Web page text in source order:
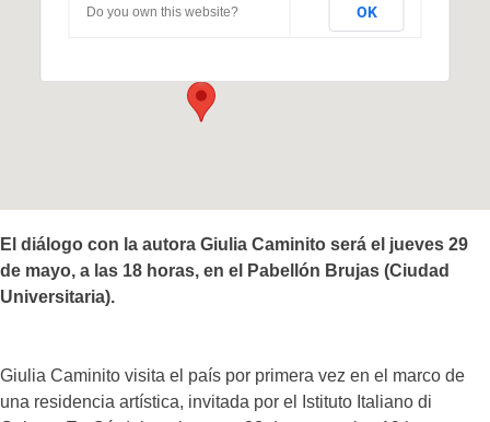
Do you own this website? OK
El diálogo con la autora Giulia Caminito será el jueves 29
de mayo, a las 18 horas, en el Pabellón Brujas (Ciudad
Universitaria).
Giulia Caminito visita el país por primera vez en el marco de
una residencia artística, invitada por el Istituto Italiano di